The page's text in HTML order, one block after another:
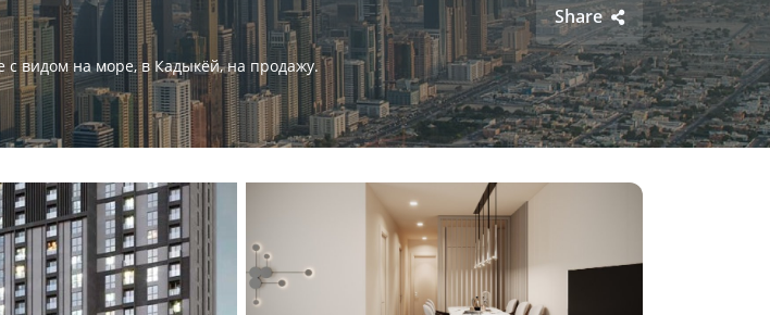
видом на море, в Кадыкёй, на продажу.
Share